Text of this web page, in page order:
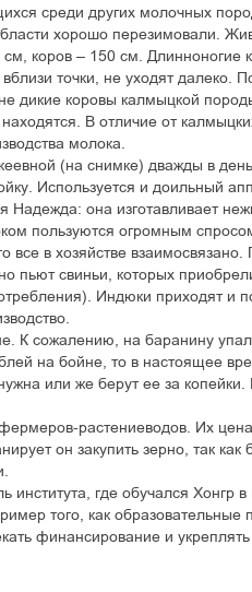
среди других молочных
хорошо перезимовали.
см, коров – 150 см. Длинноногие
точки, не уходят далеко.
дикие коровы калмыцкой
В отличие от
молока.
(на снимке) дважды в
Используется и доильный
Надежда: она изготавливает
пользуются огромным
все в хозяйстве
пьют свиньи, которых
Индюки приходят и
К сожалению, на баранину
на бойне, то в настоящее
или же берут ее за
растениеводов. Их
он закупить зерно, так
института, где обучался Хонгр
того, как
финансирование и